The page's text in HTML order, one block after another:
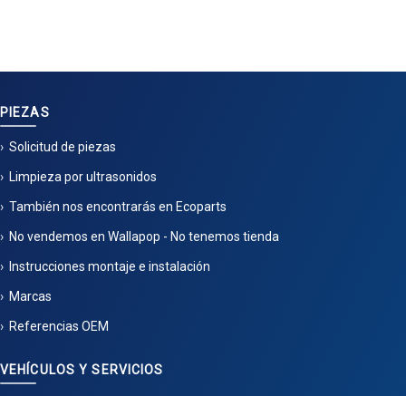
PIEZAS
Solicitud de piezas
Limpieza por ultrasonidos
También nos encontrarás en Ecoparts
No vendemos en Wallapop - No tenemos tienda
Instrucciones montaje e instalación
Marcas
Referencias OEM
VEHÍCULOS Y SERVICIOS